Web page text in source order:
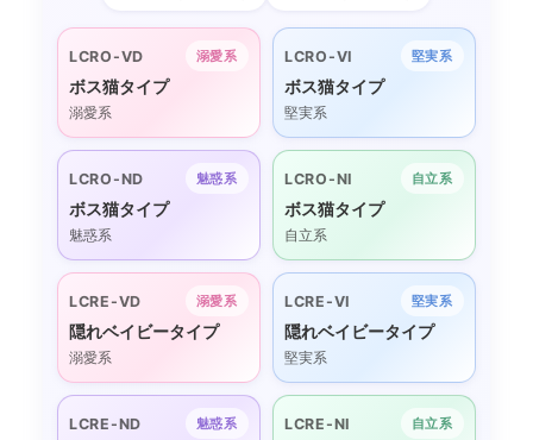
LCRO-VD 溺愛系
ボス猫タイプ
溺愛系
LCRO-VI 堅実系
ボス猫タイプ
堅実系
LCRO-ND 魅惑系
ボス猫タイプ
魅惑系
LCRO-NI 自立系
ボス猫タイプ
自立系
LCRE-VD 溺愛系
隠れベイビータイプ
溺愛系
LCRE-VI 堅実系
隠れベイビータイプ
堅実系
LCRE-ND 魅惑系 LCRE-NI 自立系